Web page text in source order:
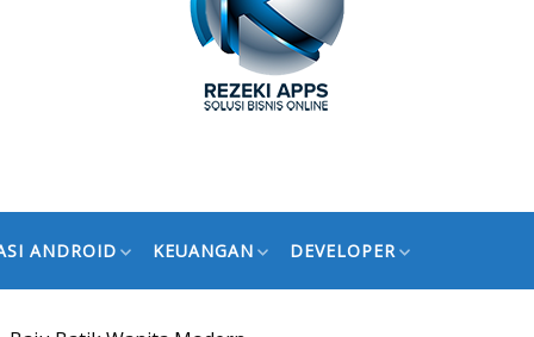
ANDROID KEUANGAN DEVELOPER